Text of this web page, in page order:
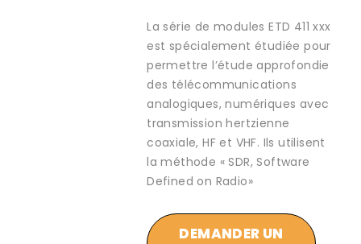
La série de modules ETD 411 xxx
est spécialement étudiée pour
permettre l’étude approfondie
des télécommunications
analogiques, numériques avec
transmission hertzienne
coaxiale, HF et VHF. Ils utilisent
la méthode « SDR, Software
Defined on Radio»
DEMANDER UN